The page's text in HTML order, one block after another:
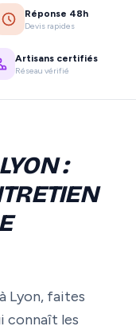
Réponse 48h
Devis rapides
Artisans certifiés
Réseau vérifié
:
Lyon, faites
connaît les